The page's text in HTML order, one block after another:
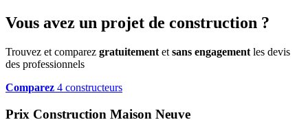
Vous avez un projet de construction ?
Trouvez et comparez gratuitement et sans engagement les devis
des professionnels
Comparez 4 constructeurs
Prix Construction Maison Neuve